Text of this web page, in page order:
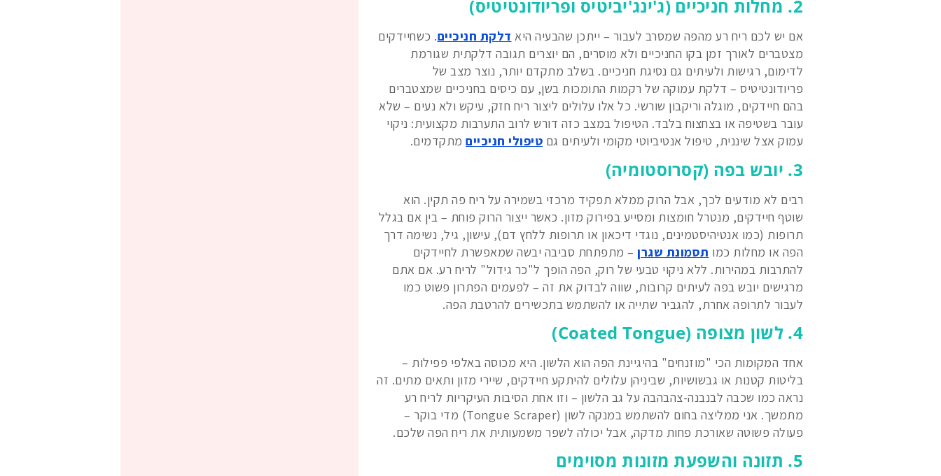
2. מחלות חניכיים (ג'ינג'יביטיס ופריודונטיטיס)
אם יש לכם ריח רע מהפה שמסרב לעבור – ייתכן שהבעיה היא דלקת חניכיים. כשחיידקים
מצטברים לאורך זמן בקו החניכיים ולא מוסרים, הם יוצרים תגובה דלקתית שגורמת
לדימום, רגישות ולעיתים גם נסיגת חניכיים. בשלב מתקדם יותר, נוצר מצב של
פריודונטיטיס – דלקת עמוקה של רקמות התומכות בשן, עם כיסים בחניכיים שמצטברים
בהם חיידקים, מוגלה וריקבון שורשי. כל אלו עלולים ליצור ריח חזק, עיקש ולא נעים – שלא
עובר בשטיפה או בצחצוח בלבד. הטיפול במצב כזה דורש לרוב התערבות מקצועית: ניקוי
עמוק אצל שיננית, טיפול אנטיביוטי מקומי ולעיתים גם טיפולי חניכיים מתקדמים.
3. יובש בפה (קסרוסטומיה)
רבים לא מודעים לכך, אבל הרוק ממלא תפקיד מרכזי בשמירה על ריח פה תקין. הוא
שוטף חיידקים, מנטרל חומצות ומסייע בפירוק מזון. כאשר ייצור הרוק פוחת – בין אם בגלל
תרופות (כמו אנטיהיסטמינים, נוגדי דיכאון או תרופות ללחץ דם), עישון, גיל, נשימה דרך
הפה או מחלות כמו תסמונת שגרן – מתפתחת סביבה יבשה שמאפשרת לחיידקים
להתרבות במהירות. ללא ניקוי טבעי של רוק, הפה הופך ל"כר גידול" לריח רע. אם אתם
מרגישים יובש בפה לעיתים קרובות, שווה לבדוק את זה – לפעמים הפתרון פשוט כמו
לעבור לתרופה אחרת, להגביר שתייה או להשתמש בתכשירים להרטבת הפה.
4. לשון מצופה (Coated Tongue)
אחד המקומות הכי "מוזנחים" בהיגיינת הפה הוא הלשון. היא מכוסה באלפי פפילות –
בליטות קטנות או גבשושיות, שביניהן עלולים להיתקע חיידקים, שיירי מזון ותאים מתים. זה
נראה כמו שכבה לבנבנה-צהבהבה על גב הלשון – וזו אחת הסיבות העיקריות לריח רע
מתמשך. אני ממליצה בחום להשתמש במנקה לשון (Tongue Scraper) מדי בוקר –
פעולה פשוטה שאורכת פחות מדקה, אבל יכולה לשפר משמעותית את ריח הפה שלכם.
5. תזונה והשפעת מזונות מסוימים